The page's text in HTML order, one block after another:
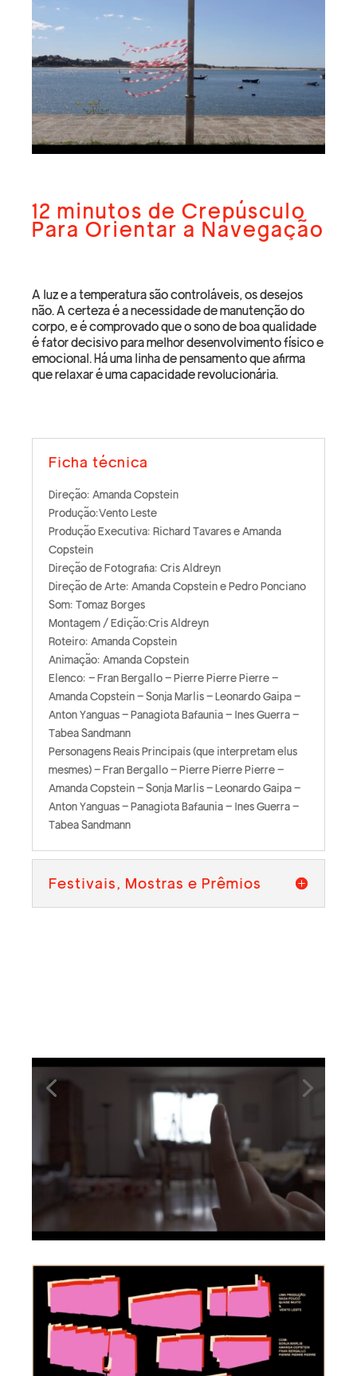
12 minutos de Crepúsculo
Para Orientar a Navegação
A luz e a temperatura são controláveis, os desejos
não. A certeza é a necessidade de manutenção do
corpo, e é comprovado que o sono de boa qualidade
é fator decisivo para melhor desenvolvimento físico e
emocional. Há uma linha de pensamento que afirma
que relaxar é uma capacidade revolucionária.
Ficha técnica
Direção: Amanda Copstein
Produção:Vento Leste
Produção Executiva: Richard Tavares e Amanda
Copstein
Direção de Fotografia: Cris Aldreyn
Direção de Arte: Amanda Copstein e Pedro Ponciano
Som: Tomaz Borges
Montagem / Edição:Cris Aldreyn
Roteiro: Amanda Copstein
Animação: Amanda Copstein
Elenco: – Fran Bergallo – Pierre Pierre Pierre –
Amanda Copstein – Sonja Marlis – Leonardo Gaipa –
Anton Yanguas – Panagiota Bafaunia – Ines Guerra –
Tabea Sandmann
Personagens Reais Principais (que interpretam elus
mesmes) – Fran Bergallo – Pierre Pierre Pierre –
Amanda Copstein – Sonja Marlis – Leonardo Gaipa –
Anton Yanguas – Panagiota Bafaunia – Ines Guerra –
Tabea Sandmann
Festivais, Mostras e Prêmios